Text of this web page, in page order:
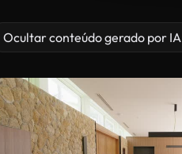
Ocultar conteúdo gerado por IA